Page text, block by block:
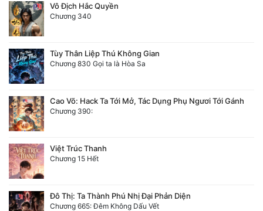
Vô Địch Hắc Quyền
Chương 340
Tùy Thân Liệp Thú Không Gian
Chương 830 Gọi ta là Hòa Sa
Cao Võ: Hack Ta Tới Mở, Tác Dụng Phụ Ngươi Tới Gánh
Chương 390:
Việt Trúc Thanh
Chương 15 Hết
Đô Thị: Ta Thành Phú Nhị Đại Phản Diện
Chương 665: Đêm Không Dấu Vết